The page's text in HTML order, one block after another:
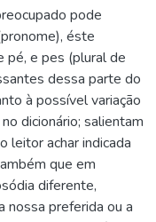
pode
éste
pé, e pes (plural de
dessa parte do
à possível variação
dicionário; salientam
leitor achar indicada
que em
diferente,
nossa preferida ou a